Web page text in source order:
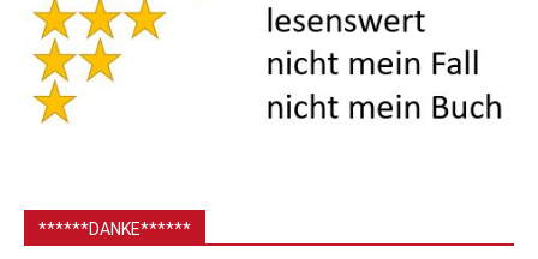
******DANKE******